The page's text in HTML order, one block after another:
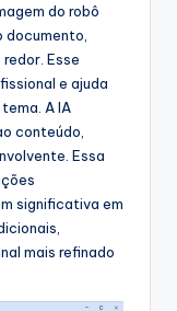
do robô
Esse
e ajuda
A IA
conteúdo,
Essa
significativa em
mais refinado